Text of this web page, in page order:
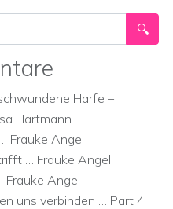
Harfe –
Hartmann
Frauke Angel
… Frauke Angel
Angel
uns verbinden … Part 4